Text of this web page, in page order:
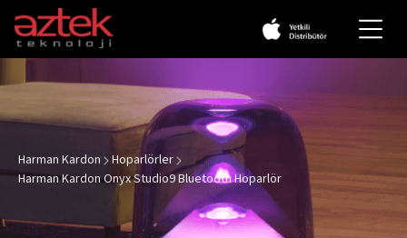
Markalar
Apple
Harman Kardon
Hoparlörler
Harman Kardon Onyx Studio9 Bluetooth Hoparlör